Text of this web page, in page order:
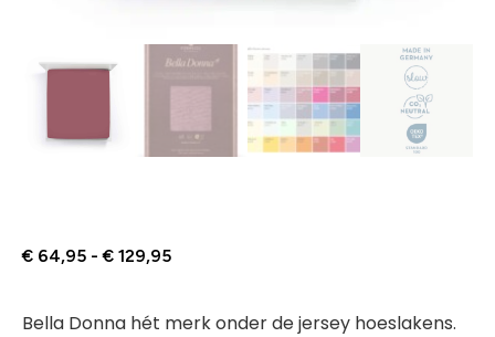
€ 64,95 - € 129,95
Bella Donna hét merk onder de jersey hoeslakens.